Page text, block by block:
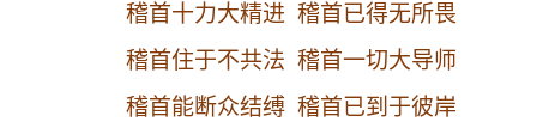
稽首十力大精进 稽首已得无所畏
稽首住于不共法 稽首一切大导师
稽首能断众结缚 稽首已到于彼岸